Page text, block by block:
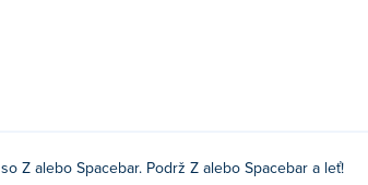
pripravení bezpečne sprevádzať Cat Bird jeho
Z alebo Spacebar. Podrž Z alebo Spacebar a leť!